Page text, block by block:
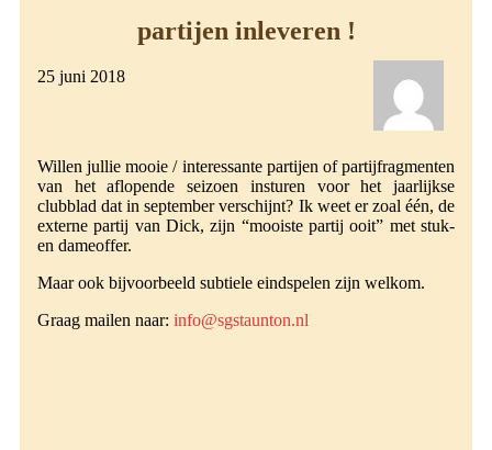
partijen inleveren !
25 juni 2018
Willen jullie mooie / interessante partijen of partijfragmenten
van het aflopende seizoen insturen voor het jaarlijkse
clubblad dat in september verschijnt? Ik weet er zoal één, de
externe partij van Dick, zijn “mooiste partij ooit” met stuk-
en dameoffer.
Maar ook bijvoorbeeld subtiele eindspelen zijn welkom.
Graag mailen naar: info@sgstaunton.nl